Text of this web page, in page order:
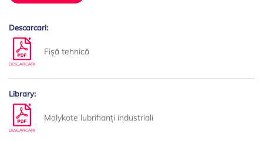
Descarcari:
DESCARCARI
Fișă tehnică
Library:
DESCARCARI
Molykote lubrifianți industriali